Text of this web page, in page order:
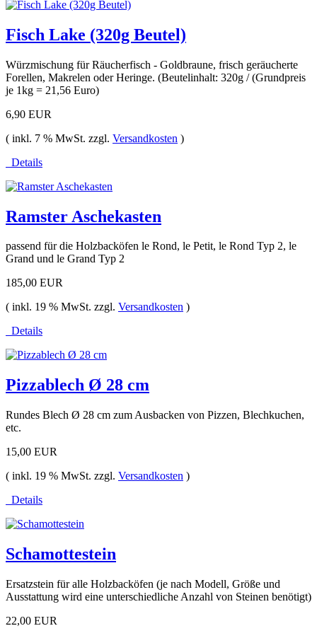
Fisch Lake (320g Beutel)
Würzmischung für Räucherfisch - Goldbraune, frisch geräucherte
Forellen, Makrelen oder Heringe. (Beutelinhalt: 320g / (Grundpreis
je 1kg = 21,56 Euro)
6,90 EUR
( inkl. 7 % MwSt. zzgl. Versandkosten )
Details
Ramster Aschekasten
passend für die Holzbacköfen le Rond, le Petit, le Rond Typ 2, le
Grand und le Grand Typ 2
185,00 EUR
( inkl. 19 % MwSt. zzgl. Versandkosten )
Details
Pizzablech Ø 28 cm
Rundes Blech Ø 28 cm zum Ausbacken von Pizzen, Blechkuchen,
etc.
15,00 EUR
( inkl. 19 % MwSt. zzgl. Versandkosten )
Details
Schamottestein
Ersatzstein für alle Holzbacköfen (je nach Modell, Größe und
Ausstattung wird eine unterschiedliche Anzahl von Steinen benötigt)
22,00 EUR